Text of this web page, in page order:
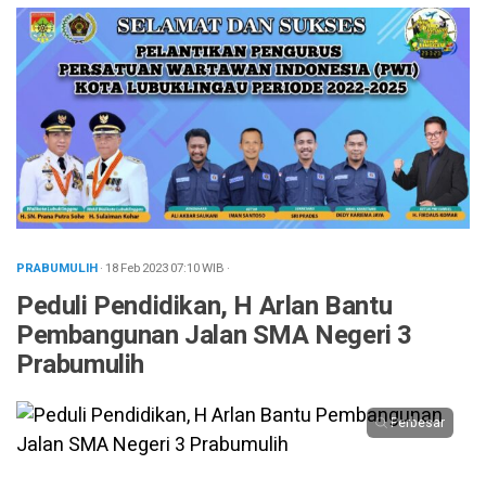
PRABUMULIH· 18 Feb 202307:10WIB ·
Peduli Pendidikan, H Arlan Bantu
Pembangunan Jalan SMA Negeri 3
Prabumulih
Perbesar